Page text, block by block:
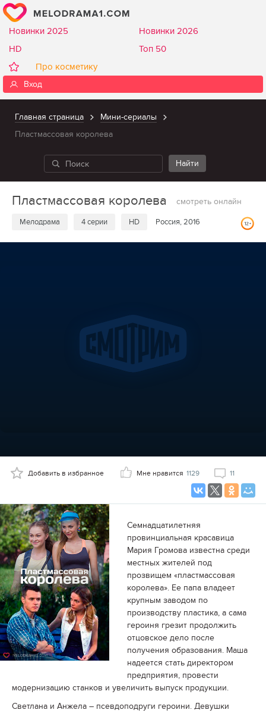
Новинки 2025
Новинки 2026
HD
Топ 50
Про косметику
Вход
Главная страница
Мини-сериалы
Пластмассовая королева
Пластмассовая королева смотреть онлайн
Мелодрама 4 серии HD Россия, 2016
Добавить в избранное Мне нравится 1129 11
Семнадцатилетняя
провинциальная красавица
Мария Громова известна среди
местных жителей под
прозвищем «пластмассовая
королева». Ее папа владеет
крупным заводом по
производству пластика, а сама
героиня грезит продолжить
отцовское дело после
получения образования. Маша
надеется стать директором
предприятия, провести
модернизацию станков и увеличить выпуск продукции.
Светлана и Анжела – псевдоподруги героини. Девушки